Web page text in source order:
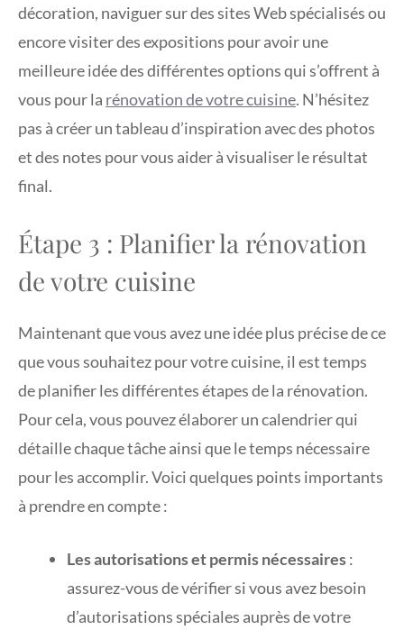
décoration, naviguer sur des sites Web spécialisés ou
encore visiter des expositions pour avoir une
meilleure idée des différentes options qui s’offrent à
vous pour la rénovation de votre cuisine. N’hésitez
pas à créer un tableau d’inspiration avec des photos
et des notes pour vous aider à visualiser le résultat
final.
Étape 3 : Planifier la rénovation
de votre cuisine
Maintenant que vous avez une idée plus précise de ce
que vous souhaitez pour votre cuisine, il est temps
de planifier les différentes étapes de la rénovation.
Pour cela, vous pouvez élaborer un calendrier qui
détaille chaque tâche ainsi que le temps nécessaire
pour les accomplir. Voici quelques points importants
à prendre en compte :
Les autorisations et permis nécessaires:
assurez-vous de vérifier si vous avez besoin
d’autorisations spéciales auprès de votre